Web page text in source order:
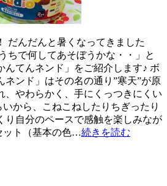
だんだんと暑くなってきました
ちで何してあそぼうかな・・」と
んてんネンド」をご紹介します♪ ボ
ネンド」はその名の通り”寒天”が原
、やわらかく、手にくっつきにくい
から、こねこねしたりちぎったり
り自分のペースで感触を楽しみなが
ット（基本の色…続きを読む